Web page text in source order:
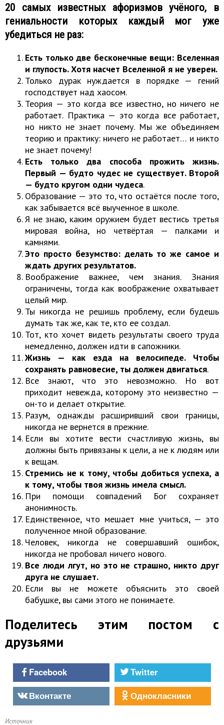
20 самых известных афоризмов учёного, в
гениальности которых каждый мог уже
убедиться не раз:
Есть только две бесконечные вещи: Вселенная
и глупость. Хотя насчет Вселенной я не уверен.
Только дурак нуждается в порядке — гений
господствует над хаосом.
Теория — это когда все известно, но ничего не
работает. Практика — это когда все работает,
но никто не знает почему. Мы же объединяем
теорию и практику: ничего не работает… и никто
не знает почему!
Есть только два способа прожить жизнь.
Первый — будто чудес не существует. Второй
— будто кругом одни чудеса.
Образование — это то, что остаётся после того,
как забывается всё выученное в школе.
Я не знаю, каким оружием будет вестись третья
мировая война, но четвёртая — палками и
камнями.
Это просто безумство: делать то же самое и
ждать других результатов.
Воображение важнее, чем знания. Знания
ограничены, тогда как воображение охватывает
целый мир.
Ты никогда не решишь проблему, если будешь
думать так же, как те, кто ее создал.
Тот, кто хочет видеть результаты своего труда
немедленно, должен идти в сапожники.
Жизнь — как езда на велосипеде. Чтобы
сохранять равновесие, ты должен двигаться.
Все знают, что это невозможно. Но вот
приходит невежда, которому это неизвестно —
он-то и делает открытие.
Разум, однажды расширивший свои границы,
никогда не вернется в прежние.
Если вы хотите вести счастливую жизнь, вы
должны быть привязаны к цели, а не к людям или
к вещам.
Стремись не к тому, чтобы добиться успеха, а
к тому, чтобы твоя жизнь имела смысл.
При помощи совпадений Бог сохраняет
анонимность.
Единственное, что мешает мне учиться, — это
полученное мной образование.
Человек, никогда не совершавший ошибок,
никогда не пробовал ничего нового.
Все люди лгут, но это не страшно, никто друг
друга не слушает.
Если вы не можете объяснить это своей
бабушке, вы сами этого не понимаете.
Поделитесь этим постом с
друзьями
Facebook
Twitter
Вконтакте
Однокласники
Источник